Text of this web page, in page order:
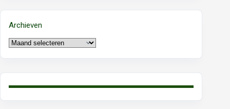
Archieven